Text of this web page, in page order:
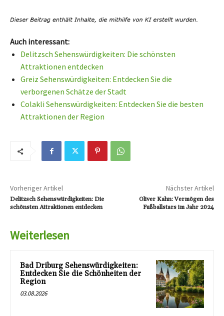
Auch interessant:
Delitzsch Sehenswürdigkeiten: Die schönsten
Attraktionen entdecken
Greiz Sehenswürdigkeiten: Entdecken Sie die
verborgenen Schätze der Stadt
Colakli Sehenswürdigkeiten: Entdecken Sie die besten
Attraktionen der Region
Vorheriger Artikel
Delitzsch Sehenswürdigkeiten: Die
schönsten Attraktionen entdecken
Nächster Artikel
Oliver Kahn: Vermögen des
Fußballstars im Jahr 2024
Weiterlesen
Bad Driburg Sehenswürdigkeiten:
Entdecken Sie die Schönheiten der
Region
03.08.2026